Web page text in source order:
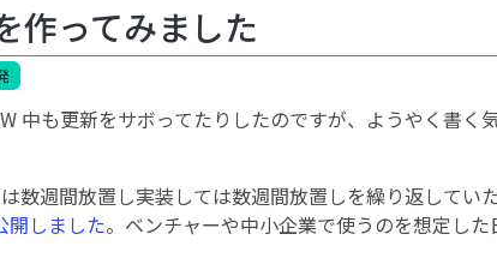
作ってみました
中も更新をサボってたりしたのですが、ようやく書く
数週間放置し実装しては数週間放置しを繰り返してい
しました。ベンチャーや中小企業で使うのを想定し